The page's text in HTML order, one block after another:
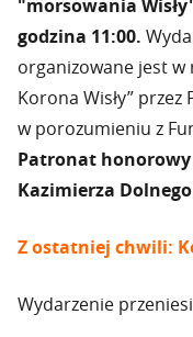
"morsowania
godzina 11:00.
organizowane jest
Korona Wisły” przez
w porozumieniu z
Patronat
Kazimierza
Z ostatniej chwili:
Wydarzenie